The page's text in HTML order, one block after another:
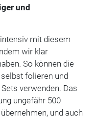
und
mit diesem
wir klar
So können die
folieren und
verwenden. Das
ungefähr 500
und auch